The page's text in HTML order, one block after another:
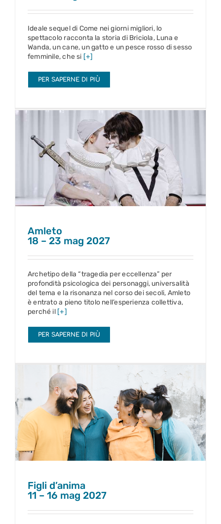
Ideale sequel di Come nei giorni migliori, lo
spettacolo racconta la storia di Briciola, Luna e
Wanda, un cane, un gatto e un pesce rosso di sesso
femminile, che si [+]
PER SAPERNE DI PIÙ
Amleto
18 – 23 mag 2027
Amleto
18 – 23 mag 2027
Archetipo della “tragedia per eccellenza” per
profondità psicologica dei personaggi, universalità
del tema e la risonanza nel corso dei secoli, Amleto
è entrato a pieno titolo nell’esperienza collettiva,
perché il [+]
PER SAPERNE DI PIÙ
Figli d’anima
11 – 16 mag 2027
Figli d’anima
11 – 16 mag 2027